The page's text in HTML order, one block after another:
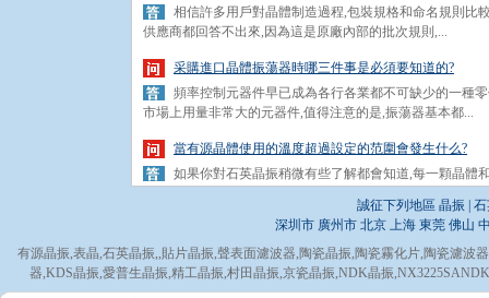
供應商都回答不出來,因為這是原廠內部的批次規則,...
頻率控制元器件早已成為各行各業都不可缺少的一種
市場上用量非常大的元器件,值得注意的是,振蕩器基本都...
如果你對石英晶振稍微有些了解都會知道,每一顆晶體
比較基本的.石英晶體振蕩器系列的溫度,一般比普通無...
疫情會讓關鍵元器件上游供應商與下游斷層嗎?
什么是關鍵的電子元器件呢?指的是就是各種電子電
電阻電容,傳感器,石英晶振,RF射頻,二/三極管,電源...
國外疫情開始爆發進口晶振會不會因此漲價?
誠征下列地區 晶振 |
深圳市 廣州市 北京 上海 東莞 佛山
有源晶振,表晶,石英晶振,, 貼片晶振,聲表面濾波器, 陶瓷晶振, 陶瓷霧化片, 陶瓷濾波器
器,KDS晶振,愛普生晶振,精工晶振,村田晶振,京瓷晶振,NDK晶振,